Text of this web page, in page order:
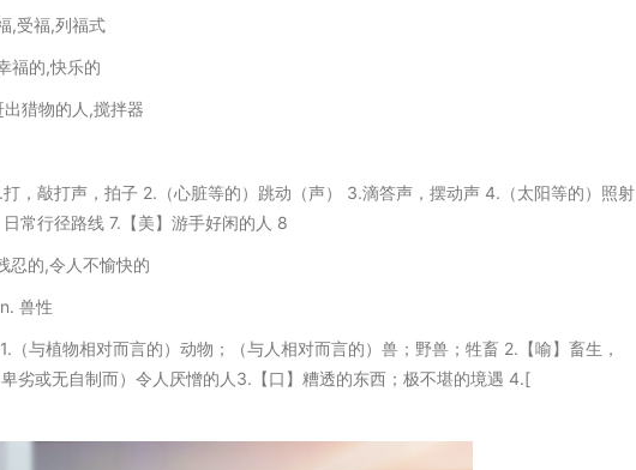
,受福,列福式
福的,快乐的
猎物的人,搅拌器
，敲打声，拍子 2.（心脏等的）跳动（声） 3.滴答声，摆动声 4.（太阳等的）照射
常行径路线 7.【美】游手好闲的人 8
忍的,令人不愉快的
n. 兽性
（与植物相对而言的）动物；（与人相对而言的）兽；野兽；牲畜 2.【喻】畜生，
卑劣或无自制而）令人厌憎的人3.【口】糟透的东西；极不堪的境遇 4.[